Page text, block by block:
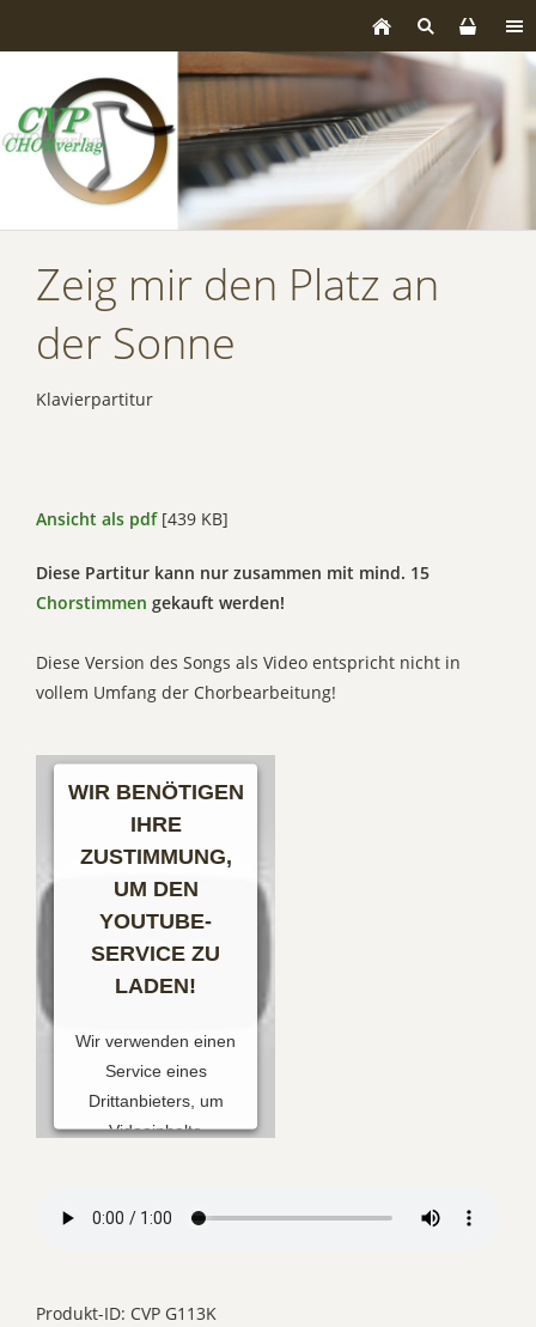
Zeig mir den Platz an
der Sonne
Klavierpartitur
Ansicht als pdf[439 KB]
Diese Partitur kann nur zusammen mit mind. 15
Chorstimmen gekauft werden!
Diese Version des Songs als Video entspricht nicht in
vollem Umfang der Chorbearbeitung!
WIR BENÖTIGEN
IHRE
ZUSTIMMUNG,
UM DEN
YOUTUBE-
SERVICE ZU
LADEN!
Wir verwenden einen
Service eines
Drittanbieters, um
Videoinhalte
Ihren Aktivitäten
und stimmen Sie der
Produkt-ID: CVP G113K